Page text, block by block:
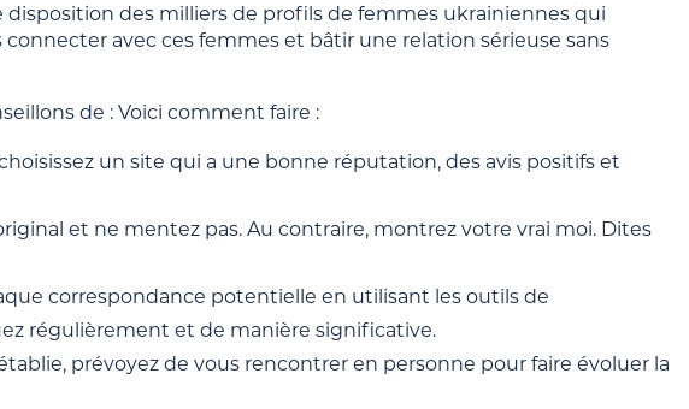
des milliers de profils de femmes ukrainiennes qui
avec ces femmes et bâtir une relation sérieuse sans
de : Voici comment faire :
un site qui a une bonne réputation, des avis positifs et
et ne mentez pas. Au contraire, montrez votre vrai moi. Dites
correspondance potentielle en utilisant les outils de
régulièrement et de manière significative.
prévoyez de vous rencontrer en personne pour faire évoluer la